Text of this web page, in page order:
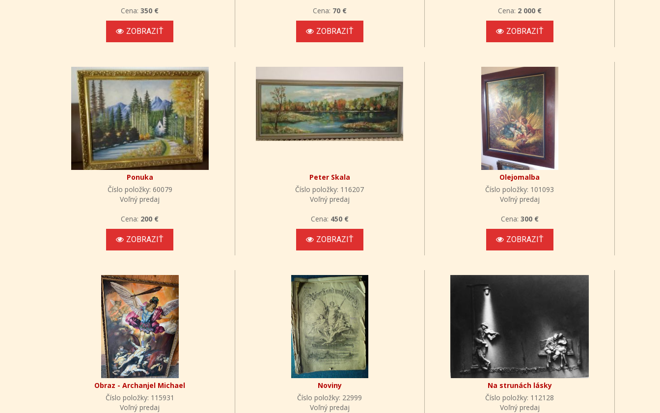
Cena:350 €
ZOBRAZIŤ
Cena: 70 €
ZOBRAZIŤ
Cena: 2 000 €
ZOBRAZIŤ
Ponuka
Číslo položky: 60079
Voľný predaj
Cena: 200 €
ZOBRAZIŤ
Peter Skala
Číslo položky: 116207
Voľný predaj
Cena: 450 €
ZOBRAZIŤ
Olejomalba
Číslo položky: 101093
Voľný predaj
Cena: 300 €
ZOBRAZIŤ
Obraz - Archanjel Michael
Číslo položky: 115931
Voľný predaj
Noviny
Číslo položky: 22999
Voľný predaj
Na strunách lásky
Číslo položky: 112128
Voľný predaj